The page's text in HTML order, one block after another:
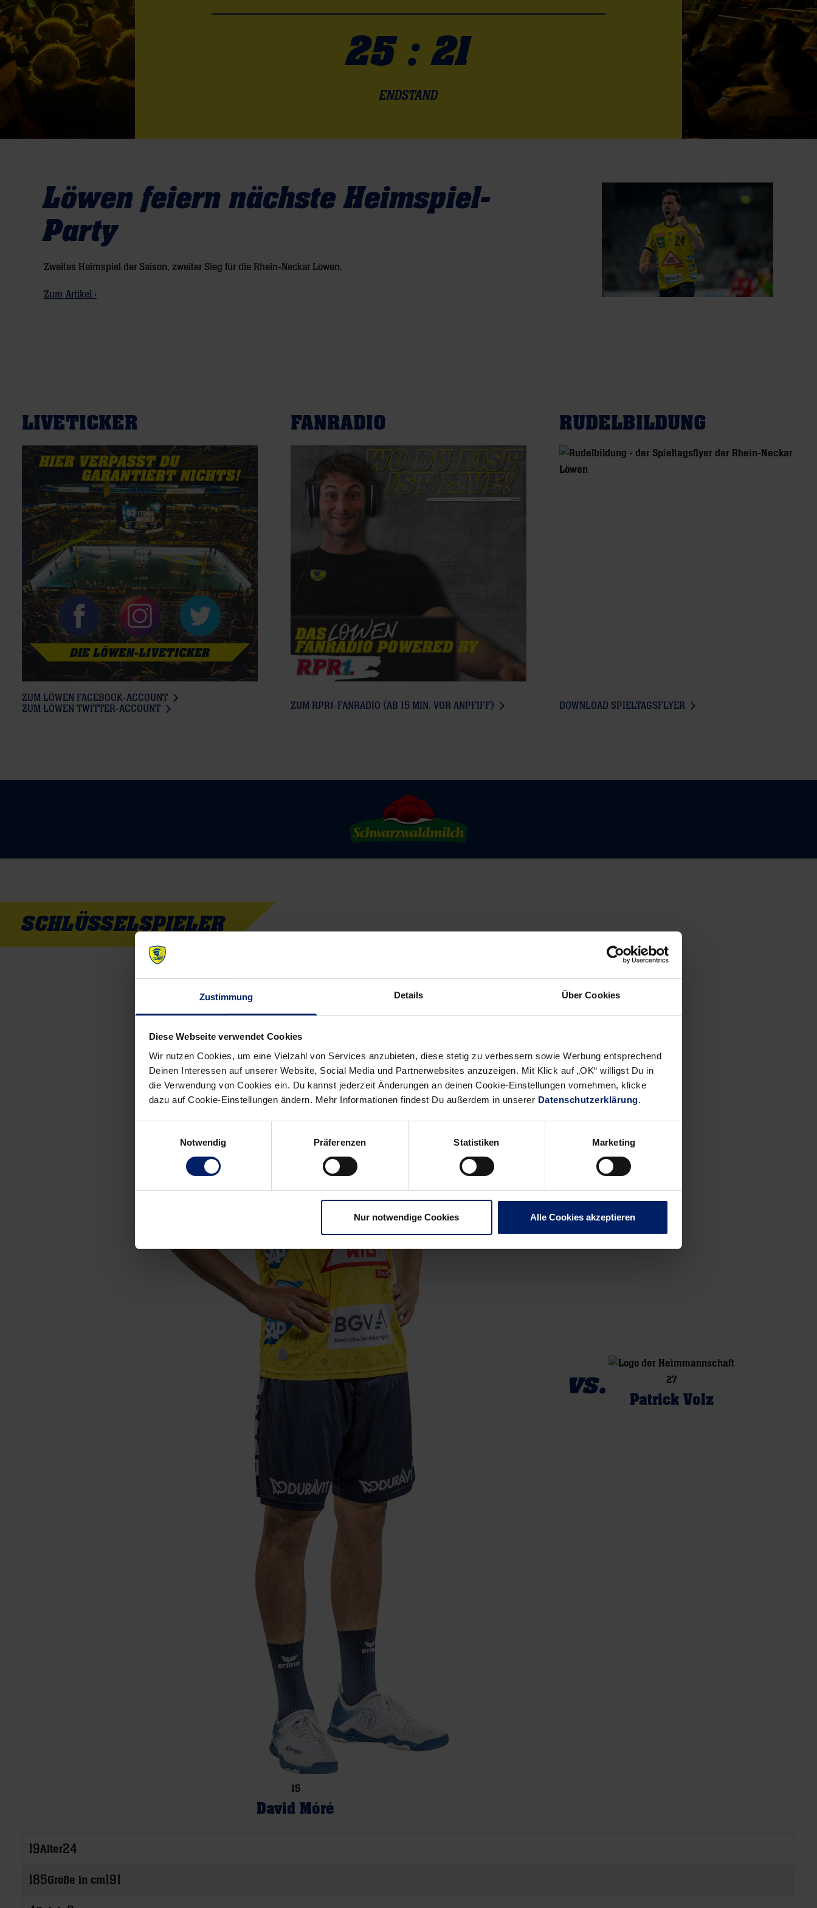
Zustimmung Details Über Cookies
Diese Webseite verwendet Cookies
Wir nutzen Cookies, um eine Vielzahl von Services anzubieten, diese stetig zu verbessern sowie Werbung entsprechend
Deinen Interessen auf unserer Website, Social Media und Partnerwebsites anzuzeigen. Mit Klick auf „OK“ willigst Du in
die Verwendung von Cookies ein. Du kannst jederzeit Änderungen an deinen Cookie-Einstellungen vornehmen, klicke
dazu auf Cookie-Einstellungen ändern. Mehr Informationen findest Du außerdem in unserer Datenschutzerklärung.
Notwendig
Präferenzen Statistiken Marketing
Nur notwendige Cookies Alle Cookies akzeptieren
25 : 21
ENDSTAND
Löwen feiern nächste Heimspiel-
Party
Zweites Heimspiel der Saison, zweiter Sieg für die Rhein-Neckar Löwen.
Zum Artikel ›
LIVETICKER
ZUM LÖWEN FACEBOOK-ACCOUNT
ZUM LÖWEN TWITTER-ACCOUNT
FANRADIO
ZUM RPR1-FANRADIO (AB 15 MIN. VOR ANPFIFF)
RUDELBILDUNG
DOWNLOAD SPIELTAGSFLYER
SCHLÜSSELSPIELER
15
David Móré
vs. 27
Patrick Volz
19Alter24
185Größe in cm191